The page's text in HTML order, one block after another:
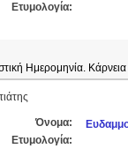
Ετυμολογία:
Ημερομηνία. Κάρνεια
Όνομα:
Ετυμολογία: